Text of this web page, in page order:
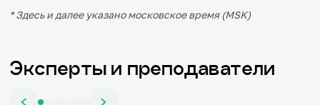
* Здесь и далее указано московское время (MSK)
Эксперты и преподаватели